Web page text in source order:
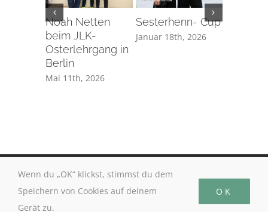
Noah Netten
beim JLK-
Osterlehrgang in
Berlin
Mai 11th, 2026
Sesterhenn- Cup
Januar 18th, 2026
© Copyright2026 | Schiedsrichtervereinigung Koblenz
Alle Rechte vorbehalten |
Wenn du „OK“ klickst, stimmst du dem
Speichern von Cookies auf deinem
Gerät zu.
OK